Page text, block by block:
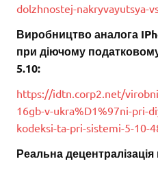
dolzhnostej-nakryvayutsya-
Виробництво аналога
при діючому
5.10:
https://idtn.corp2.net/
16gb-v-ukra%D1%97ni-pri-
kodeksi-ta-pri-sistemi-5-10-
Реальна